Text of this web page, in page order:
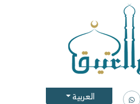
العربية